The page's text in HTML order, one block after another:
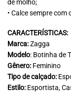
de molho;
• Calce sempre com
CARACTERÍSTICAS:
Marca:Zagga
Modelo: Botinha de
Gênero: Feminino
Tipo de calçado:
Estilo: Esportista,